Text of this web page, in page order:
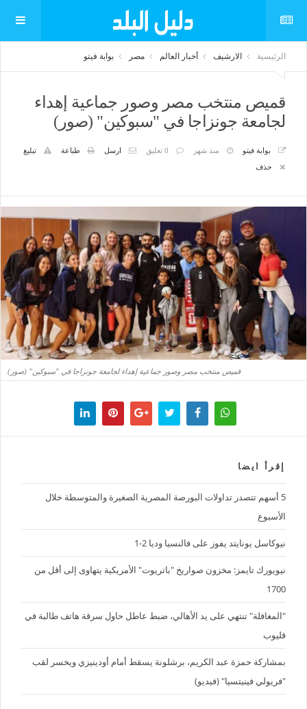
الرئيسية الارشيف أخبار العالم مصر بوابة فيتو
قميص منتخب مصر وصور جماعية إهداء
لجامعة جونزاجا في "سبوكين" (صور)
بوابة فيتو منذ شهر 0 تعليق ارسل طباعة
تبليغ
حذف
قميص منتخب مصر وصور جماعية إهداء لجامعة جونزاجا في "سبوكين" (صور)
إقرأ ايضا
5 أسهم تتصدر تداولات البورصة المصرية الصغيرة والمتوسطة خلال
الأسبوع
نيوكاسل يونايتد يفوز على فالنسيا وديا 2-1
نيويورك تايمز: مخزون صواريخ "باتريوت" الأمريكية يتهاوى إلى أقل من
1700
"المغافلة" تنتهي على يد الأهالي، ضبط عاطل حاول سرقة هاتف طالبة في
قليوب
بمشاركة حمزة عبد الكريم، برشلونة يسقط أمام أودينيزي ويخسر لقب
"فريولي فينيتسيا" (فيديو)